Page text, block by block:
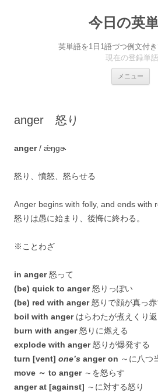
今日の英
英単語を1日1語づつ例文付
現在の登録単
メニュー
anger 怒り
anger/ ǽŋgɚ
怒り、憤怒、怒らせる
Anger begins with folly, and ends with
怒りは愚に始まり、後悔に終わる。
※ことわざ
in anger怒って
(be) quick to anger怒りっぽい
(be) red with anger怒りで顔が真っ赤
boil with angerはらわたが煮えくり返
burn with anger怒りに燃える
explode with anger怒りが爆発する
turn [vent] one’s anger on ～に八つ
move ～ to anger～を怒らす
anger at [against] ～に対する怒り